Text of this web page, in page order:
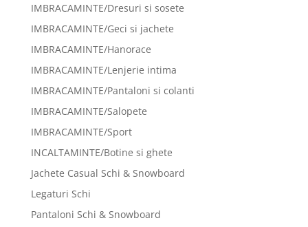
IMBRACAMINTE/Dresuri si sosete
IMBRACAMINTE/Geci si jachete
IMBRACAMINTE/Hanorace
IMBRACAMINTE/Lenjerie intima
IMBRACAMINTE/Pantaloni si colanti
IMBRACAMINTE/Salopete
IMBRACAMINTE/Sport
INCALTAMINTE/Botine si ghete
Jachete Casual Schi & Snowboard
Legaturi Schi
Pantaloni Schi & Snowboard